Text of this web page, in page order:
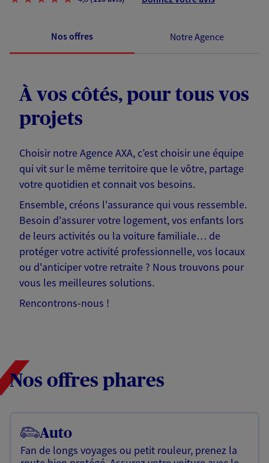
Nos offres Notre Agence
À vos côtés, pour tous vos
projets
Choisir notre Agence AXA, c’est choisir une équipe
qui vit sur le même territoire que le vôtre, partage
votre quotidien et connait vos besoins.
Ensemble, créons l'assurance qui vous ressemble.
Besoin d'assurer votre logement, vos enfants lors
de leurs activités ou la voiture familiale… de
protéger votre activité professionnelle, vos locaux
ou d'anticiper votre retraite ? Nous trouvons pour
vous les meilleures solutions.
Rencontrons-nous !
Nos offres phares
Auto
Fan de longs voyages ou petit rouleur, prenez la